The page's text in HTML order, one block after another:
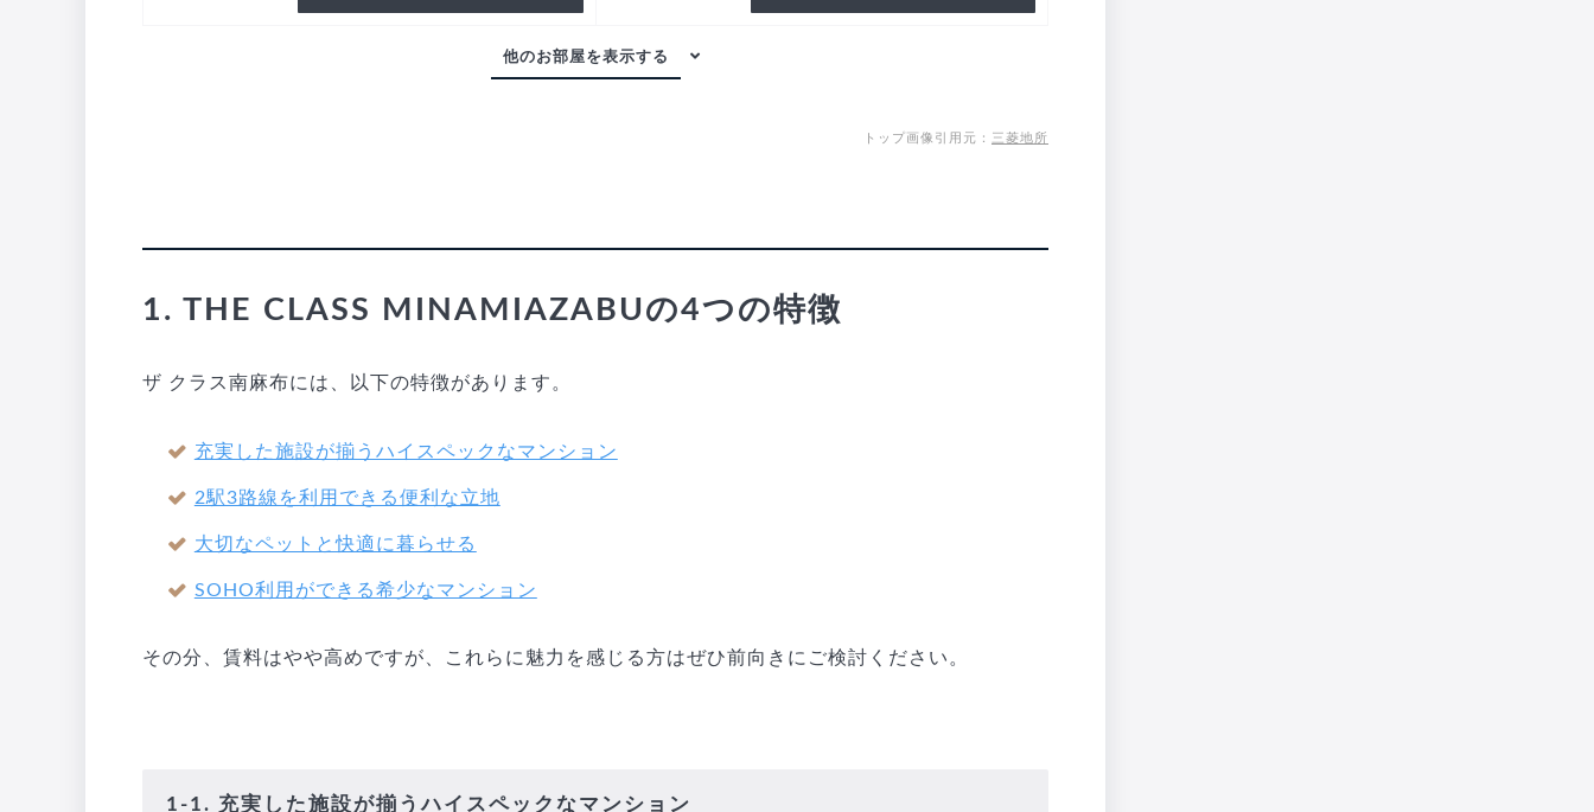
トップ画像引用元： 三菱地所
1. THE CLASS MINAMIAZABUの4つの特徴
ザ クラス南麻布には、以下の特徴があります。
充実した施設が揃うハイスペックなマンション
2駅3路線を利用できる便利な立地
大切なペットと快適に暮らせる
SOHO利用ができる希少なマンション
その分、賃料はやや高めですが、これらに魅力を感じる方はぜひ前向きにご検討ください。
1-1. 充実した施設が揃うハイスペックなマンション